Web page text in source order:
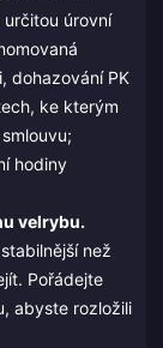
určitou úrovní
dohazování PK
ke kterým
hodiny
velrybu.
než
Pořádejte
abyste rozložili